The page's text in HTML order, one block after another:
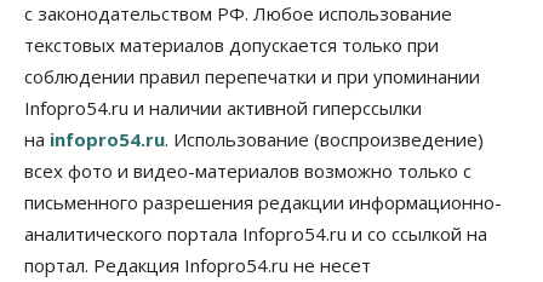
с законодательством РФ. Любое использование
текстовых материалов допускается только при
соблюдении правил перепечатки и при упоминании
Infopro54.ru и наличии активной гиперссылки
на infopro54.ru. Использование (воспроизведение)
всех фото и видео-материалов возможно только с
письменного разрешения редакции информационно-
аналитического портала Infopro54.ru и со ссылкой на
портал. Редакция Infopro54.ru не несет